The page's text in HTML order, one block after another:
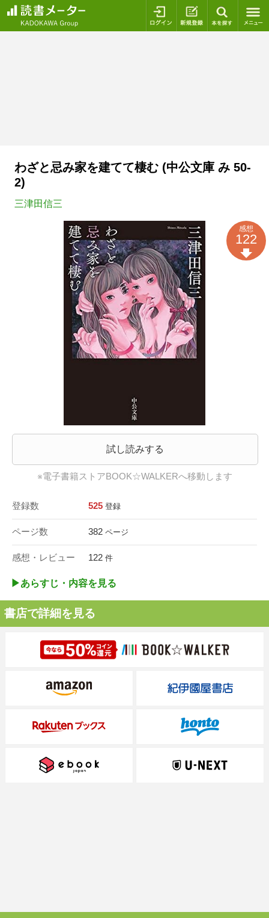
ログイン 新規登録
わざと忌み家を建てて棲む (中公文庫 み 50-
2)
三津田信三
試し読みする
※電子書籍ストアBOOK☆WALKERへ移動します
登録数 525 登録
ページ数 382 ページ
感想・レビュー 122 件
感想
122
▶︎あらすじ・内容を見る
書店で詳細を見る